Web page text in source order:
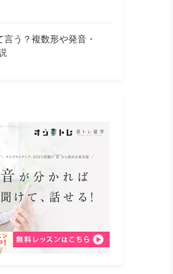
う？複数形や発音・